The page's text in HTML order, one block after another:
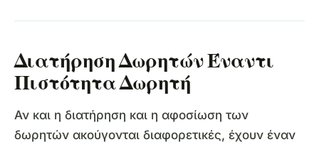
Διατήρηση Δωρητών Έναντι
Πιστότητα Δωρητή
Αν και η διατήρηση και η αφοσίωση των
δωρητών ακούγονται διαφορετικές, έχουν έναν